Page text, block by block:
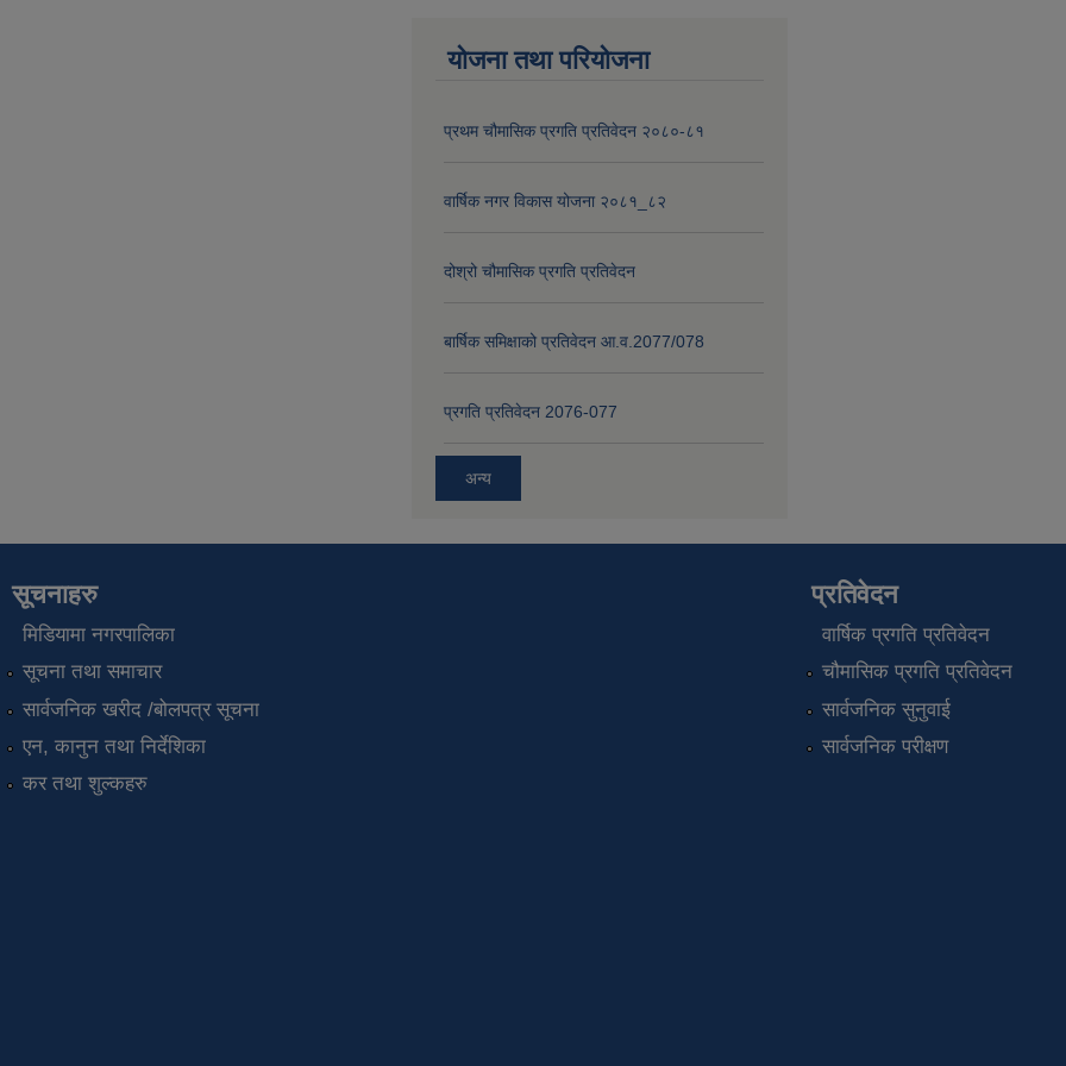
योजना तथा परियोजना
प्रथम चौमासिक प्रगति प्रतिवेदन २०८०-८१
वार्षिक नगर विकास योजना २०८१_८२
दोश्रो चौमासिक प्रगति प्रतिवेदन
बार्षिक समिक्षाको प्रतिवेदन आ.व.2077/078
प्रगति प्रतिवेदन 2076-077
अन्य
सूचनाहरु
मिडियामा नगरपालिका
सूचना तथा समाचार
सार्वजनिक खरीद /बोलपत्र सूचना
एन, कानुन तथा निर्देशिका
कर तथा शुल्कहरु
प्रतिवेदन
वार्षिक प्रगति प्रतिवेदन
चौमासिक प्रगति प्रतिवेदन
सार्वजनिक सुनुवाई
सार्वजनिक परीक्षण